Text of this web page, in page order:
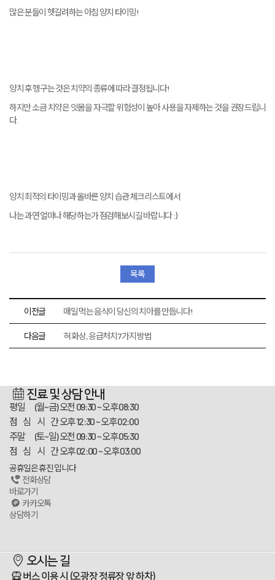
많은 분들이 헷갈려하는 아침 양치 타이밍!
양치 후 헹구는 것은 치약의 종류에 따라 결정됩니다!
하지만 소금 치약은 잇몸을 자극할 위험성이 높아 사용을 자제하는 것을 권장드립니
다.
양치 최적의 타이밍과 올바른 양치 습관 체크리스트에서
나는 과연 얼마나 해당하는가 점검해보시길 바랍니다 :)
목록
이전글 매일 먹는 음식이 당신의 치아를 만듭니다!
다음글 혀 화상, 응급처치 7가지 방법
진료 및 상담 안내
평일 (월~금)오전 09:30 ~ 오후 08:30
점 심 시 간오후 12:30 ~ 오후 02:00
주말 (토~일)오전 09:30 ~ 오후 05:30
점 심 시 간오후 02:00 ~ 오후 03:00
공휴일은 휴진 입니다
전화상담
바로가기
카카오톡
상담하기
오시는 길
100m
버스 이용 시 (오광장 정류장 앞 하차)